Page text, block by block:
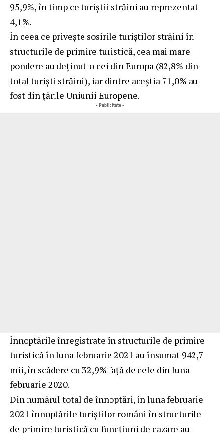
95,9%, în timp ce turiştii străini au reprezentat
4,1%.
În ceea ce priveşte sosirile turiştilor străini în
structurile de primire turistică, cea mai mare
pondere au deţinut-o cei din Europa (82,8% din
total turişti străini), iar dintre aceștia 71,0% au
fost din ţările Uniunii Europene.
- Publicitate -
Înnoptările înregistrate în structurile de primire
turistică în luna februarie 2021 au însumat 942,7
mii, în scădere cu 32,9% faţă de cele din luna
februarie 2020.
Din numărul total de înnoptări, în luna februarie
2021 înnoptările turiştilor români în structurile
de primire turistică cu funcţiuni de cazare au